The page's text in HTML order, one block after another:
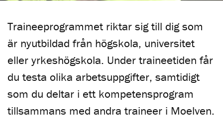
Traineeprogrammet riktar sig till dig som
är nyutbildad från högskola, universitet
eller yrkeshögskola. Under traineetiden får
du testa olika arbetsuppgifter, samtidigt
som du deltar i ett kompetensprogram
tillsammans med andra traineer i Moelven.